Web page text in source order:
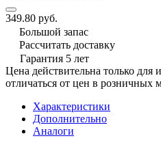
349.80 руб.
Большой запас
Рассчитать доставку
Гарантия 5 лет
Цена действительна только для
отличаться от цен в розничных
Характеристики
Дополнительно
Аналоги